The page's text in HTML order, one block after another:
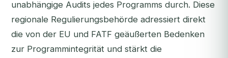
unabhängige Audits jedes Programms durch. Diese
regionale Regulierungsbehörde adressiert direkt
die von der EU und FATF geäußerten Bedenken
zur Programmintegrität und stärkt die